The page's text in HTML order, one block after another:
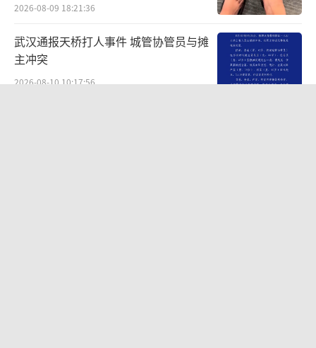
2026-08-09 18:21:36
武汉通报天桥打人事件 城管协管员与摊
主冲突
2026-08-10 10:17:56